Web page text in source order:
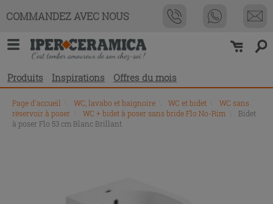
COMMANDEZ AVEC NOUS
Produits Inspirations Offres du mois
Page d'accueil WC, lavabo et baignoire WC et bidet
WC sans
réservoir à poser
WC + bidet à poser sans bride Flo No-Rim
Bidet
à poser Flo 53 cm Blanc Brillant